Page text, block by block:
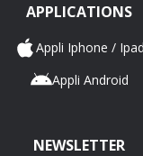
APPLICATIONS
Appli Iphone / Ipad
Appli Android
NEWSLETTER